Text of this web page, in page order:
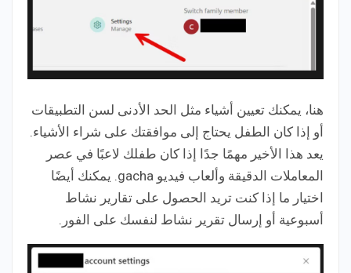
هنا، يمكنك تعيين أشياء مثل الحد الأدنى لسن التطبيقات
أو إذا كان الطفل يحتاج إلى موافقتك على شراء الأشياء.
يعد هذا الأخير مهمًا جدًا إذا كان طفلك لاعبًا في عصر
المعاملات الدقيقة وألعاب فيديو gacha. يمكنك أيضًا
اختيار ما إذا كنت تريد الحصول على تقارير نشاط
أسبوعية أو إرسال تقرير نشاط لنفسك على الفور.